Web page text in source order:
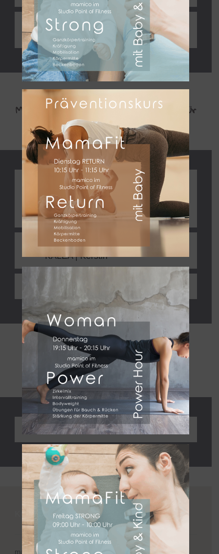
MamaFit & Buggy Outdoor mit
Baby | Einstieg jederzeit möglich
ME TIME – Workout und Balance nur für
DICH
Woman´s Power Hour | ME-Time |
fortlaufendes Angebot | Einstieg
jederzeit möglich | Kursraum Point
of Fitness | Steffi
Hatha Yoga und Yin Yoga mit
KALEA | Kerstin
Meditation mit Soul-Work | Britta
VerordnungBeckenboden &
Rectusdiastase
Beckenboden & Rectusdiastase
KONTAKT